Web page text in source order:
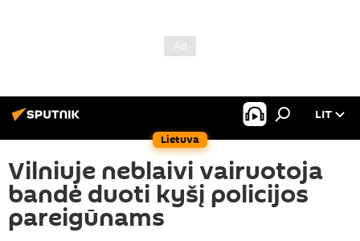
Lietuva
LIT
Vilniuje neblaivi vairuotoja
bandė duoti kyšį policijos
pareigūnams